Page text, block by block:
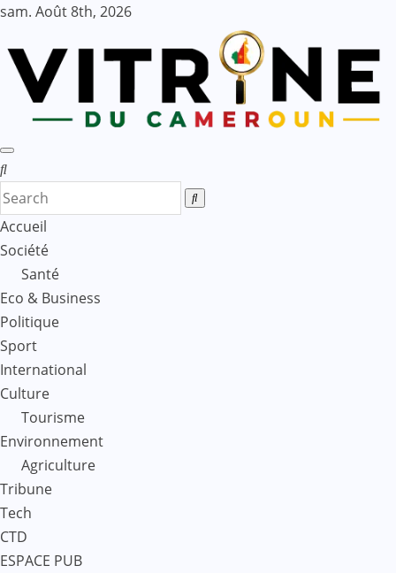
Skip
content
sam. Août 8th, 2026
Accueil
Société
Santé
Eco & Business
Politique
Sport
International
Culture
Tourisme
Environnement
Agriculture
Tribune
Tech
CTD
ESPACE PUB